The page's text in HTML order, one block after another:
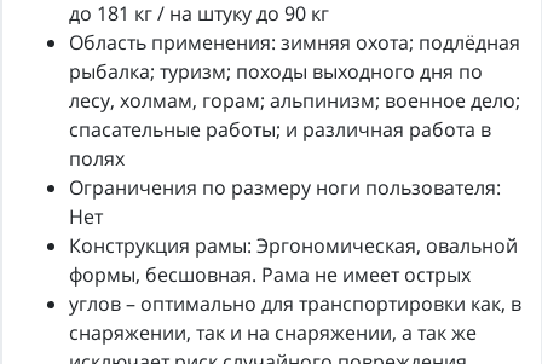
до 181 кг / на штуку до 90 кг
Область применения: зимняя охота; подлёдная
рыбалка; туризм; походы выходного дня по
лесу, холмам, горам; альпинизм; военное дело;
спасательные работы; и различная работа в
полях
Ограничения по размеру ноги пользователя:
Нет
Конструкция рамы: Эргономическая, овальной
формы, бесшовная. Рама не имеет острых
углов – оптимально для транспортировки как, в
снаряжении, так и на снаряжении, а так же